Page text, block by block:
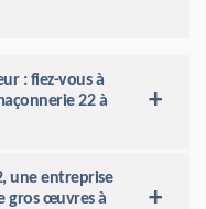
: fiez-vous à
22 à
une entreprise
gros œuvres à